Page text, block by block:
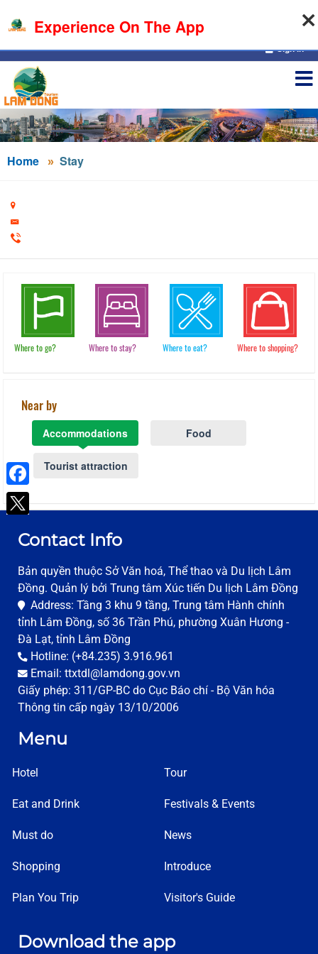
07-08-2026, 04:19:56
Sign in
Home Stay
Where to go? Where to stay? Where to eat? Where to shopping?
Near by
Accommodations Food
Tourist attraction
Contact Info
Bản quyền thuộc Sở Văn hoá, Thể thao và Du lịch Lâm
Đồng. Quản lý bởi Trung tâm Xúc tiến Du lịch Lâm Đồng
Address: Tầng 3 khu 9 tầng, Trung tâm Hành chính
tỉnh Lâm Đồng, số 36 Trần Phú, phường Xuân Hương -
Đà Lạt, tỉnh Lâm Đồng
Hotline: (+84.235) 3.916.961
Email: ttxtdl@lamdong.gov.vn
Giấy phép: 311/GP-BC do Cục Báo chí - Bộ Văn hóa
Thông tin cấp ngày 13/10/2006
Menu
Hotel
Eat and Drink
Must do
Shopping
Plan You Trip
Tour
Festivals & Events
News
Introduce
Visitor's Guide
Download the app
Experience On The App
Facebook